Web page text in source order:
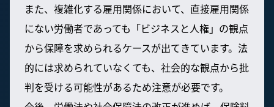
また、複雑化する雇用関係において、直接雇用関係
にない労働者であっても「ビジネスと人権」の観点
から保障を求められるケースが出てきています。法
的には求められていなくても、社会的な観点から批
判を受ける可能性があるため注意が必要です。